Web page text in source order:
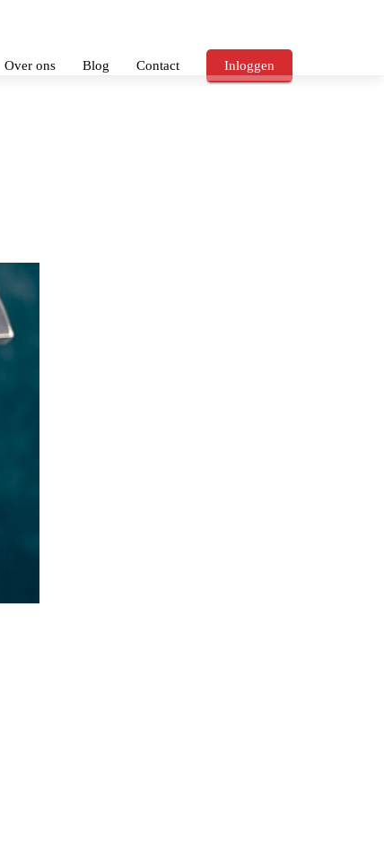
Over ons Blog Contact Inloggen